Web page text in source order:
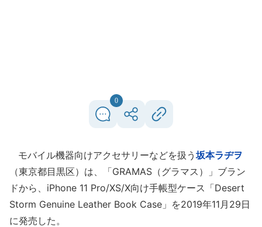
0
モバイル機器向けアクセサリーなどを扱う 坂本ラヂヲ
（東京都目黒区）は、「GRAMAS（グラマス）」ブラン
ドから、iPhone 11 Pro/XS/X向け手帳型ケース「Desert
Storm Genuine Leather Book Case」を2019年11月29日
に発売した。